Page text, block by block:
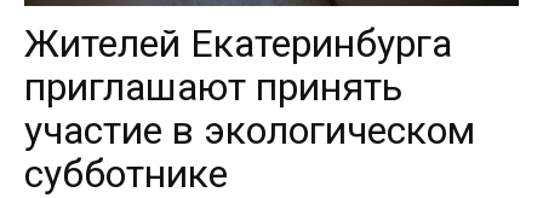
Жителей Екатеринбурга
приглашают принять
участие в экологическом
субботнике